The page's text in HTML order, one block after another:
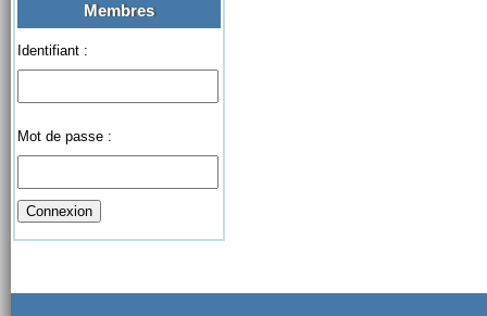
Membres
Identifiant :
Mot de passe :